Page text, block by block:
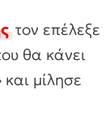
τον επέλεξε
θα κάνει
μίλησε